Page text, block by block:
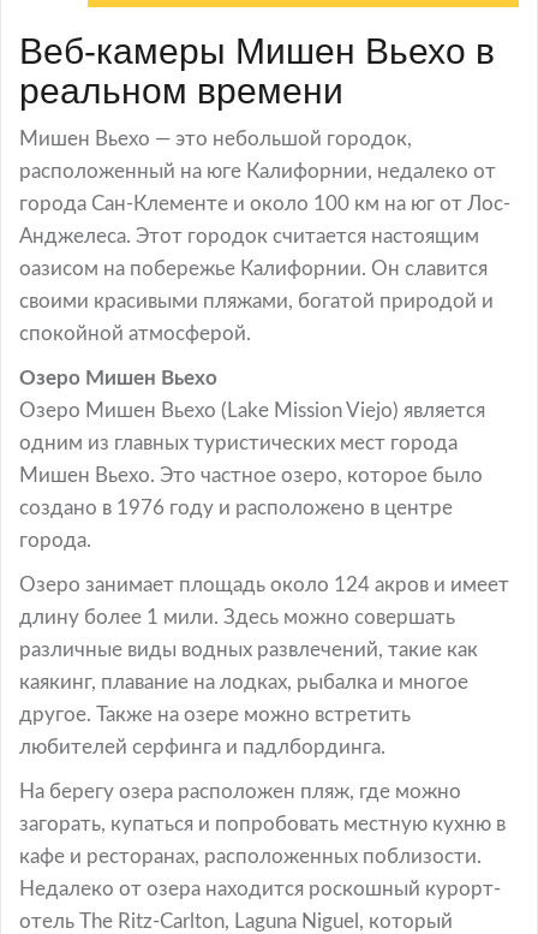
Веб-камеры Мишен Вьехо в
реальном времени
Мишен Вьехо — это небольшой городок,
расположенный на юге Калифорнии, недалеко от
города Сан-Клементе и около 100 км на юг от Лос-
Анджелеса. Этот городок считается настоящим
оазисом на побережье Калифорнии. Он славится
своими красивыми пляжами, богатой природой и
спокойной атмосферой.
Озеро Мишен Вьехо
Озеро Мишен Вьехо (Lake Mission Viejo) является
одним из главных туристических мест города
Мишен Вьехо. Это частное озеро, которое было
создано в 1976 году и расположено в центре
города.
Озеро занимает площадь около 124 акров и имеет
длину более 1 мили. Здесь можно совершать
различные виды водных развлечений, такие как
каякинг, плавание на лодках, рыбалка и многое
другое. Также на озере можно встретить
любителей серфинга и падлбординга.
На берегу озера расположен пляж, где можно
загорать, купаться и попробовать местную кухню в
кафе и ресторанах, расположенных поблизости.
Недалеко от озера находится роскошный курорт-
отель The Ritz-Carlton, Laguna Niguel, который